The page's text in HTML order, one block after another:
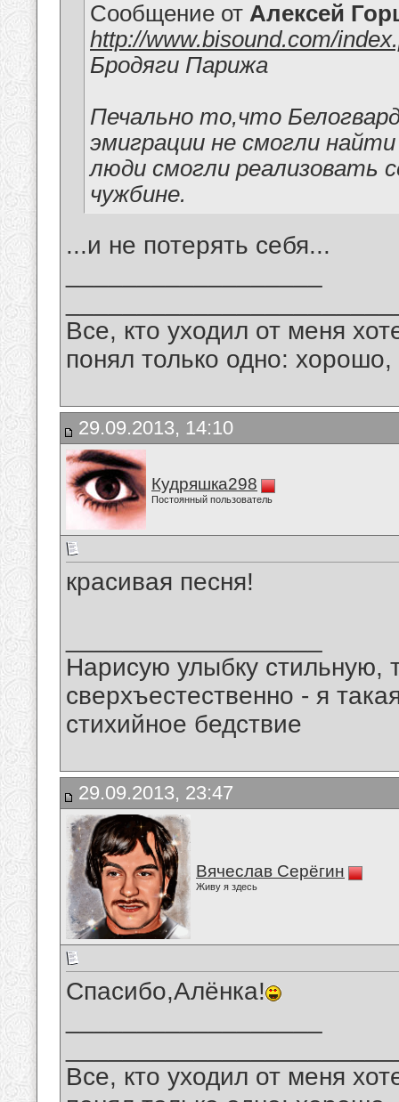
Сообщение от Алексей
http://www.bisound.com/
Бродяги Парижа
Печально то,что
эмиграции не смогли
люди смогли реализовать
чужбине.
...и не потерять себя...
Все, кто уходил от меня
понял только одно:
29.09.2013, 14:10
Кудряшка298
Постоянный пользователь
красивая песня!
Нарисую улыбку стильную,
сверхъестественно - я
стихийное бедствие
29.09.2013, 23:47
Вячеслав Серёгин
Живу я здесь
Спасибо,Алёнка!
Все, кто уходил от меня